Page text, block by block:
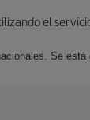
el
Se